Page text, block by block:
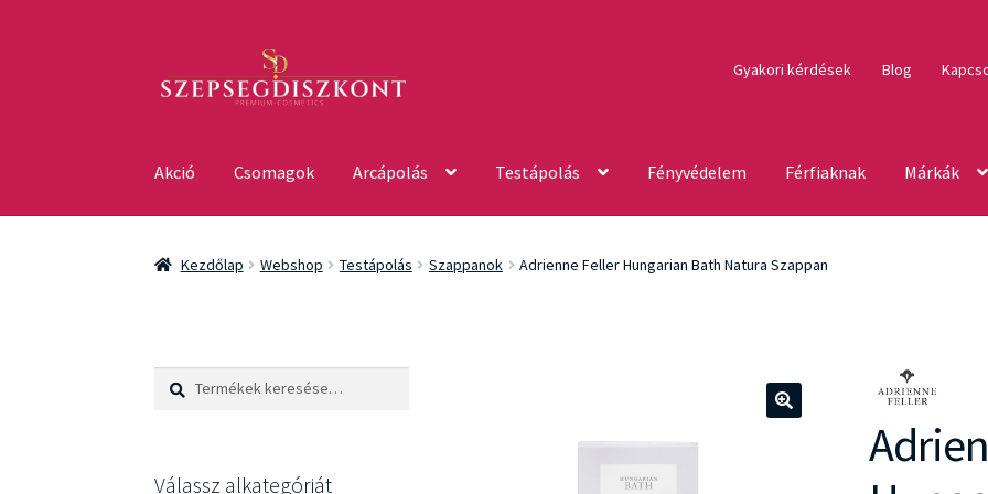
a
navigációhoz
a
Gyakori kérdések Blog
Akció Csomagok Arcápolás Testápolás Fényvédelem Férfiaknak Márkák
Kezdőlap Webshop Testápolás Szappanok Adrienne Feller Hungarian Bath Natura Szappan
Keresés
Keresés
Válassz alkategóriát